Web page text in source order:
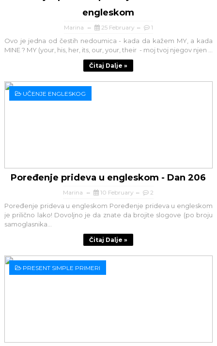
engleskom
Marina 25 February 1
Ovo je jedna od čestih nedoumica - kada da kažem MY, a kada
MINE ? MY (your, his, her, its, our, your, their - moj tvoj njegov njen ...
Čitaj Dalje »
UČENJE ENGLESKOG
Poređenje prideva u engleskom - Dan 206
Marina 10 February 2
Poređenje prideva u engleskom Poređenje prideva u engleskom
je prilično lako! Dovoljno je da znate da brojite slogove (po broju
samoglasnika...
Čitaj Dalje »
PRESENT SIMPLE PRIMERI